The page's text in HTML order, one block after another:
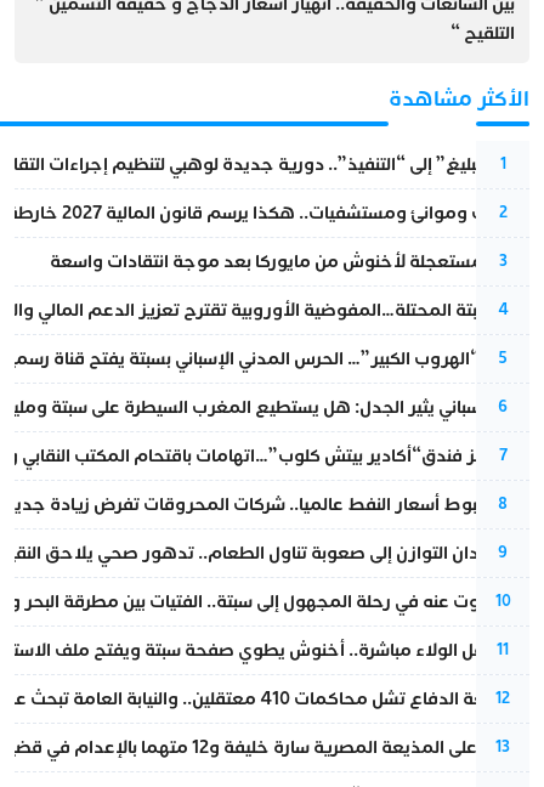
التلقيح “
الأكثر مشاهدة
1
من “التبليغ” إلى “التنفيذ”.. دورية جديدة لوهبي لتنظيم إجراءات
2
قطارات وموانئ ومستشفيات.. هكذا يرسم قانون المالية 2027 خارطة المغرب المقبل
3
عودة مستعجلة لأخنوش من مايوركا بعد موجة انتقادات واسعة
4
أزمة سبتة المحتلة…المفوضية الأوروبية تقترح تعزيز الدعم المالي
5
عملية “الهروب الكبير”… الحرس المدني الإسباني بسبتة يفتح قناة
6
تقرير إسباني يثير الجدل: هل يستطيع المغرب السيطرة على سبتة
7
أزمة تهز فندق“أكادير بيتش كلوب”…اتهامات باقتحام المكتب النقابي
8
رغم هبوط أسعار النفط عالميا.. شركات المحروقات تفرض زيادة
9
من فقدان التوازن إلى صعوبة تناول الطعام.. تدهور صحي يلاحق النقيب
10
المسكوت عنه في رحلة المجهول إلى سبتة.. الفتيات بين مطرقة البحر
11
بعد حفل الولاء مباشرة.. أخنوش يطوي صفحة سبتة ويفتح ملف
12
مقاطعة الدفاع تشل محاكمات 410 معتقلين.. والنيابة العامة تبحث عن حل قانوني
13
الحكم على المذيعة المصرية سارة خليفة و12 متهما بالإعدام في قضية هزت بلاد الفراعنة